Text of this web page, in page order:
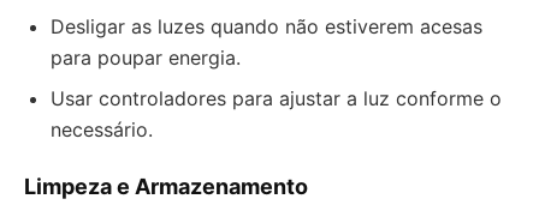
Desligar as luzes quando não estiverem acesas
para poupar energia.
Usar controladores para ajustar a luz conforme o
necessário.
Limpeza e Armazenamento